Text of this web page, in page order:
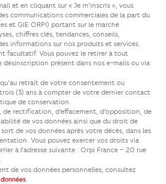
et en cliquant sur « Je m’inscris », vous
communications commerciales de la part du
et GIE ORPI) portant sur le marché
chiffres clés, tendances, conseils,
informations sur nos produits et services.
facultatif. Vous pouvez le retirer à tout
présent dans nos e-mails ou via
retrait de votre consentement ou
(3) ans à compter de votre dernier contact
de conservation.
de rectification, d’effacement, d’opposition, de
de vos données ainsi que du droit de
de vos données après votre décès, dans les
Vous pouvez exercer vos droits via
à l’adresse suivante : Orpi France – 20 rue
de vos données personnelles, consultez
.